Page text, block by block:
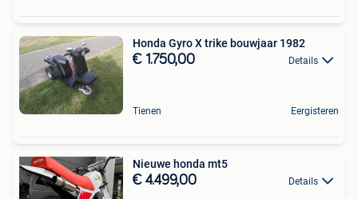
Honda Gyro X trike bouwjaar 1982
€ 1.750,00 Details
Tienen Eergisteren
Nieuwe honda mt5
€ 4.499,00 Details